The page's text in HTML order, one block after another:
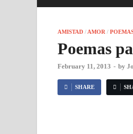
AMISTAD / AMOR /
Poemas
February 11, 2013 - by
SHARE